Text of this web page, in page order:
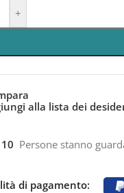
+
alla lista dei
10 Persone stanno
di pagamento: